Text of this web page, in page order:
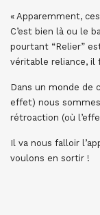
« Apparemment,
C’est bien là ou le
pourtant “Relier”
véritable reliance, il
Dans un monde de
effet) nous
rétroaction (où
Il va nous falloir
voulons en sortir !